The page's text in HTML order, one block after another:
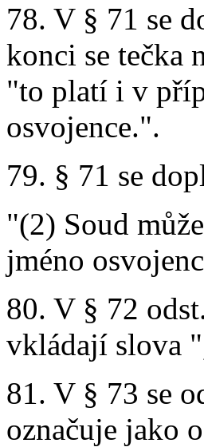
78. V § 71 se
konci se tečka
"to platí i v
osvojence.".
79. § 71 se
"(2) Soud
jméno
80. V § 72
vkládají slova
81. V § 73 se
označuje jako